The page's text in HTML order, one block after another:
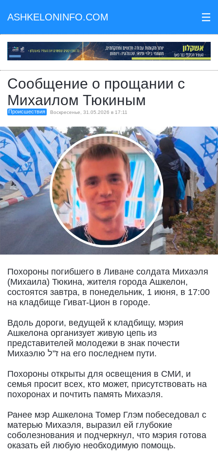
ASHKELONINFO.COM III
Сообщение о прощании с
Михаилом Тюкиным
Происшествия Воскресенье, 31.05.2026 в 17:11
Похороны погибшего в Ливане солдата Михаэля
(Михаила) Тюкина, жителя города Ашкелон,
состоятся завтра, в понедельник, 1 июня, в 17:00
на кладбище Гиват-Цион в городе.
Вдоль дороги, ведущей к кладбищу, мэрия
Ашкелона организует живую цепь из
представителей молодежи в знак почести
Михаэлю ז"ל на его последнем пути.
Похороны открыты для освещения в СМИ, и
семья просит всех, кто может, присутствовать на
похоронах и почтить память Михаэля.
Ранее мэр Ашкелона Томер Глэм побеседовал с
матерью Михаэля, выразил ей глубокие
соболезнования и подчеркнул, что мэрия готова
оказать ей любую необходимую помощь.